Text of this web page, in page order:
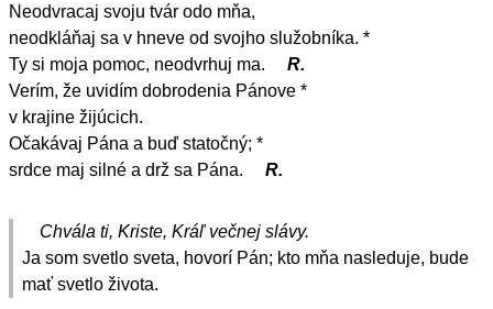
Neodvracaj svoju tvár odo mňa,
neodkláňaj sa v hneve od svojho služobníka. *
Ty si moja pomoc, neodvrhuj ma.
R.
Verím, že uvidím dobrodenia Pánove *
v krajine žijúcich.
Očakávaj Pána a buď statočný; *
srdce maj silné a drž sa Pána.
R.
Chvála ti, Kriste, Kráľ večnej slávy.
Ja som svetlo sveta, hovorí Pán; kto mňa nasleduje, bude
mať svetlo života.